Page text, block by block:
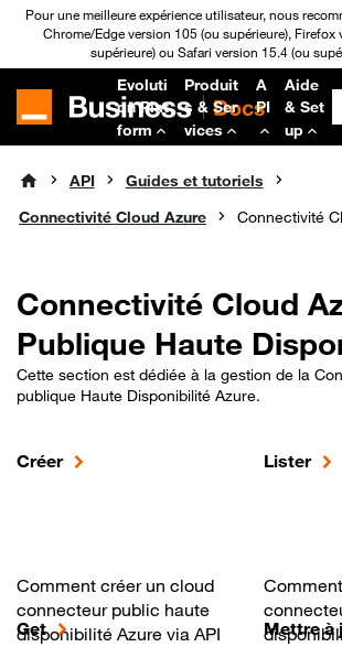
Pour une meilleure expérience utilisateur, nous
Chrome/Edge version 105 (ou supérieure), Firefox
supérieure) ou Safari version 15.4 (ou
Evoluti
on Plat
form
Produit
s & Ser
vices
A
PI
Aide
& Set
up
API
Guides et tutoriels
Connectivité Cloud Azure
Connectivité Cloud
Publique Haute
Cette section est dédiée à la gestion de la
publique Haute Disponibilité Azure.
Créer
Comment créer un cloud
connecteur public haute
disponibilité Azure via API
Lister
Get Mettre à